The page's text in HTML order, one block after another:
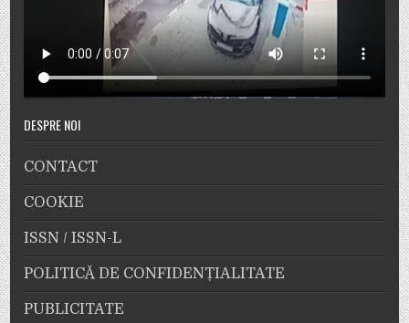
DESPRE NOI
CONTACT
COOKIE
ISSN / ISSN-L
POLITICĂ DE CONFIDENȚIALITATE
PUBLICITATE